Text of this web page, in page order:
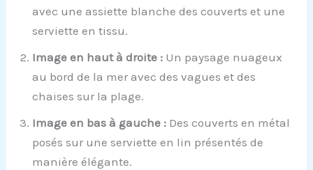
avec une assiette blanche des couverts et une
serviette en tissu.
Image en haut à droite : Un paysage nuageux
au bord de la mer avec des vagues et des
chaises sur la plage.
Image en bas à gauche : Des couverts en métal
posés sur une serviette en lin présentés de
manière élégante.